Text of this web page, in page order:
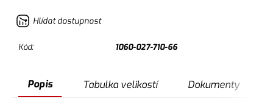
Hlídat dostupnost
Kód: 1060-027-710-66
Popis Tabulka velikostí Dokumenty